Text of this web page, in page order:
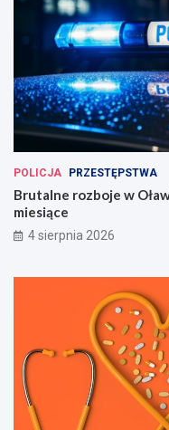
POLICJA PRZESTĘPSTWA
Brutalne rozboje w
miesiące
4 sierpnia 2026